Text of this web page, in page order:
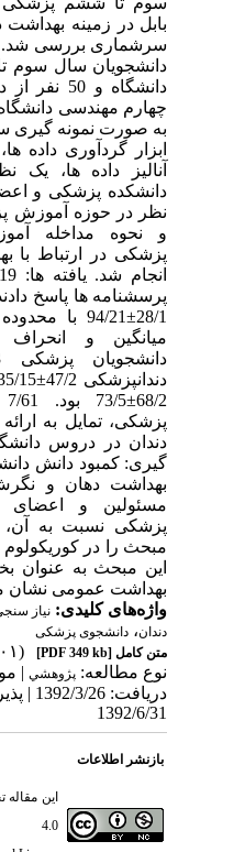
بابل در زمینه
دانشجویان سال سوم
دانشگاه
چهارم مهندسی
به صورت نمونه گیری
ابزار گردآوری داده
آنالیز داده ها،
دانشکده پزشکی و
نظر در حوزه
و نحوه مداخله
پزشکی در ارتباط با
پرسشنامه ها پاسخ
میانگین و انحراف
پزشکی، تمایل به
دندان در دروس
گیری: کمبود دانش
بهداشت دهان و
مسئولین و اعضای
پزشکی نسبت به آن،
مبحث را در کوریکولوم
این مبحث به عنوان
بهداشت عمومی نشان
واژه‌های کلیدی: نیاز
دندان، دانشجوی پزشکی
متن کامل[PDF 349 kb]
(۳۶۰۱ دریافت)
نوع مطالعه: پژوهشي|
1392/6/31
بازنشر اطلاعات
این
4.0